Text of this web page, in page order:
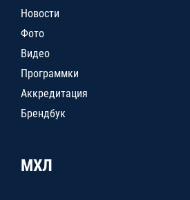
Новости
Фото
Видео
Программки
Аккредитация
Брендбук
МХЛ